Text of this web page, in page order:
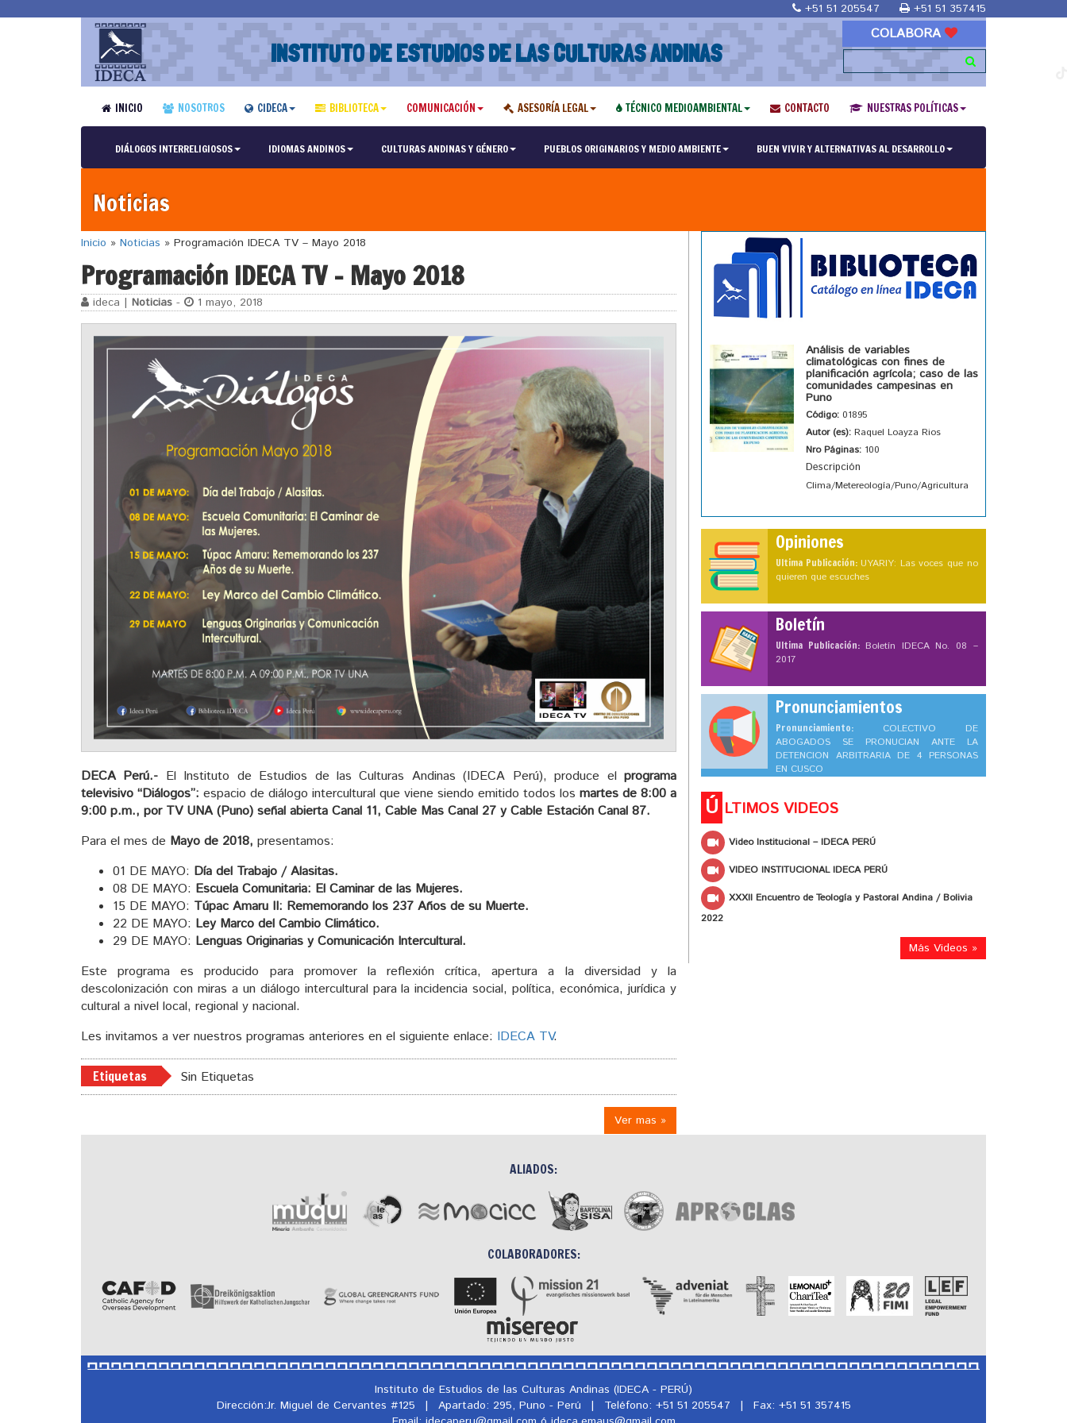
+51 51 205547 +51 51 357415
INSTITUTO DE ESTUDIOS DE LAS CULTURAS ANDINAS
COLABORA
INICIO NOSOTROS CIDECA BIBLIOTECA COMUNICACIÓN ASESORÍA LEGAL TÉCNICO MEDIOAMBIENTAL CONTACTO NUESTRAS POLÍTICAS
DIÁLOGOS INTERRELIGIOSOS IDIOMAS ANDINOS CULTURAS ANDINAS Y GÉNERO PUEBLOS ORIGINARIOS Y MEDIO AMBIENTE BUEN VIVIR Y ALTERNATIVAS AL DESARROLLO
Noticias
Inicio » Noticias » Programación IDECA TV – Mayo 2018
Programación IDECA TV – Mayo 2018
ideca | Noticias - 1 mayo, 2018
DECA Perú.- El Instituto de Estudios de las Culturas Andinas (IDECA Perú), produce elprograma
televisivo “Diálogos”: espacio de diálogo intercultural que viene siendo emitido todos los martes de 8:00 a
9:00 p.m., por TV UNA (Puno) señal abierta Canal 11, Cable Mas Canal 27 y Cable Estación Canal 87.
Para el mes de Mayo de 2018, presentamos:
01 DE MAYO: Día del Trabajo / Alasitas.
08 DE MAYO: Escuela Comunitaria: El Caminar de las Mujeres.
15 DE MAYO: Túpac Amaru II: Rememorando los 237 Años de su Muerte.
22 DE MAYO: Ley Marco del Cambio Climático.
29 DE MAYO: Lenguas Originarias y Comunicación Intercultural.
Este programa es producido para promover la reflexión crítica, apertura a la diversidad y la
descolonización con miras a un diálogo intercultural para la incidencia social, política, económica, jurídica y
cultural a nivel local, regional y nacional.
Les invitamos a ver nuestros programas anteriores en el siguiente enlace: IDECA TV.
Etiquetas Sin Etiquetas
Ver mas »
Análisis de variables
climatológicas con fines de
planificación agrícola; caso de las
comunidades campesinas en
Puno
Código: 01895
Autor (es): Raquel Loayza Rios
Nro Páginas: 100
Descripción
Clima/Metereología/Puno/Agricultura
Opiniones
Ultima Publicación: UYARIY: Las voces que no
quieren que escuches
Boletín
Ultima Publicación: Boletín IDECA No. 08 –
2017
Pronunciamientos
Pronunciamiento: COLECTIVO DE
ABOGADOS SE PRONUCIAN ANTE LA
DETENCION ARBITRARIA DE 4 PERSONAS
EN CUSCO
Ú LTIMOS VIDEOS
Video Institucional – IDECA PERÚ
VIDEO INSTITUCIONAL IDECA PERÚ
XXXII Encuentro de Teología y Pastoral Andina / Bolivia
2022
Más Videos »
ALIADOS:
COLABORADORES:
Instituto de Estudios de las Culturas Andinas (IDECA - PERÚ)
Dirección:Jr. Miguel de Cervantes #125
| Apartado: 295, Puno - Perú | Teléfono: +51 51 205547 |
Fax: +51 51 357415